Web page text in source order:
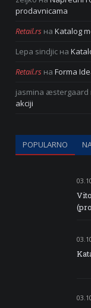
prodavnicama
Retail.rs на Katalog
Lepa sindjic на
Retail.rs на Forma
jasmina æstergaard
akciji
POPULARNO